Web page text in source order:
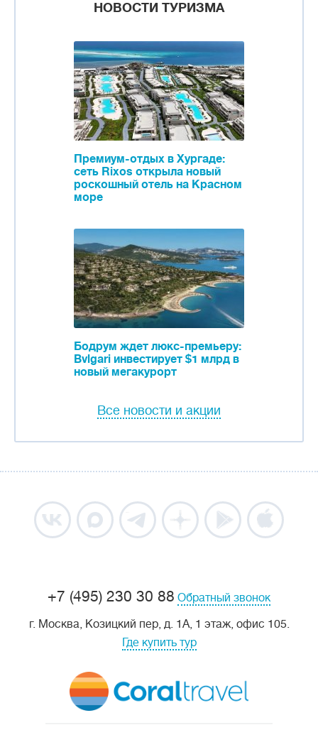
НОВОСТИ ТУРИЗМА
Премиум-отдых в Хургаде:
сеть Rixos открыла новый
роскошный отель на Красном
море
Бодрум ждет люкс-премьеру:
Bvlgari инвестирует $1 млрд в
новый мегакурорт
Все новости и акции
+7 (495) 230 30 88 Обратный звонок
г. Москва, Козицкий пер, д. 1А, 1 этаж, офис 105.
Где купить тур